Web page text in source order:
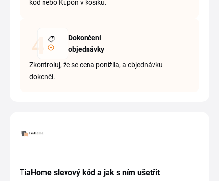
kód nebo Kupón v košíku.
Dokončení
objednávky
Zkontroluj, že se cena ponížila, a objednávku
dokonči.
TiaHome slevový kód a jak s ním ušetřit